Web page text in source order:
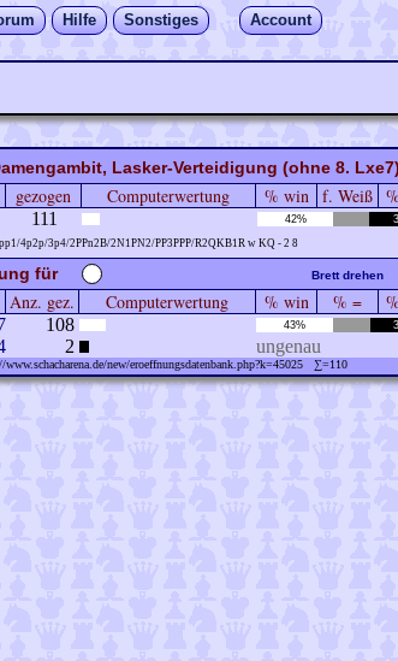
Hilfe Sonstiges Account
Lasker-Verteidigung (ohne 8. Lxe7)
gezogen Computerwertung % win f. Weiß
111 42%
4p2p/3p4/2PPn2B/2N1PN2/PP3PPP/R2QKB1R w KQ - 2 8
für Brett drehen
Anz. gez. Computerwertung % win % =
108 43%
2 ungenau
www.schacharena.de/new/eroeffnungsdatenbank.php?k=45025 ∑=110